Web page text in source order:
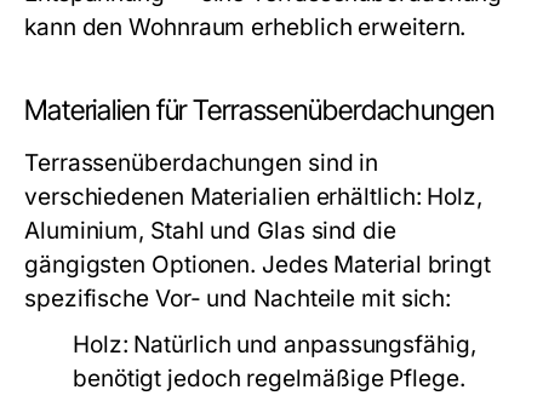
kann den Wohnraum erheblich erweitern.
Materialien für Terrassenüberdachungen
Terrassenüberdachungen sind in
verschiedenen Materialien erhältlich: Holz,
Aluminium, Stahl und Glas sind die
gängigsten Optionen. Jedes Material bringt
spezifische Vor- und Nachteile mit sich:
Holz: Natürlich und anpassungsfähig,
benötigt jedoch regelmäßige Pflege.